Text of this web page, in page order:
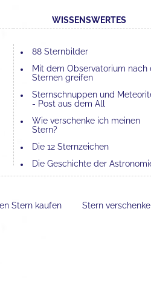
WISSENSWERTES
88 Sternbilder
Mit dem Observatorium nach
Sternen greifen
Sternschnuppen und
- Post aus dem All
Wie verschenke ich meinen
Stern?
Die 12 Sternzeichen
Die Geschichte der
Der Unterschied zwischen
Stern kaufen Stern